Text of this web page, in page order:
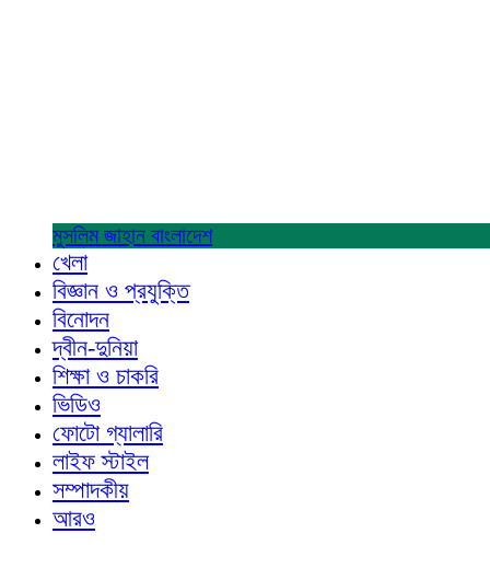
মুসলিম জাহান বাংলাদেশ
খেলা
বিজ্ঞান ও প্রযুক্তি
বিনোদন
দ্বীন-দুনিয়া
শিক্ষা ও চাকরি
ভিডিও
ফোটো গ্যালারি
লাইফ স্টাইল
সম্পাদকীয়
আরও